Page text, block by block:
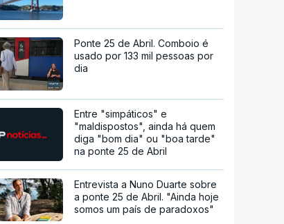
Ponte 25 de Abril. Comboio é
usado por 133 mil pessoas por
dia
Entre "simpáticos" e
"maldispostos", ainda há quem
diga "bom dia" ou "boa tarde"
na ponte 25 de Abril
Entrevista a Nuno Duarte sobre
a ponte 25 de Abril. "Ainda hoje
somos um país de paradoxos"